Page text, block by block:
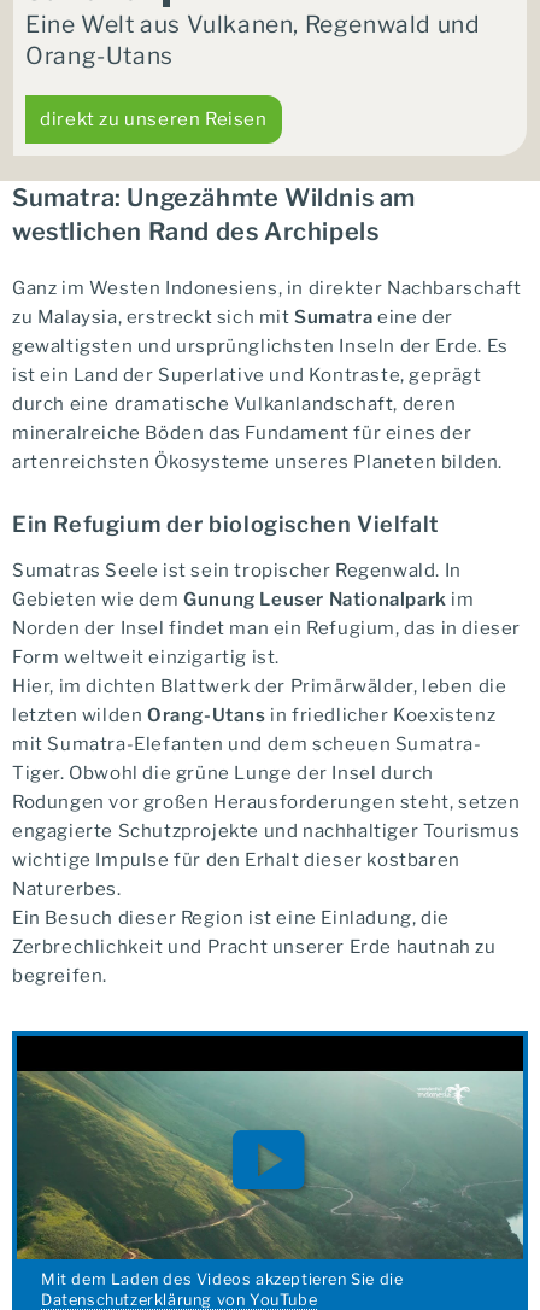
Eine Welt aus Vulkanen, Regenwald und
Orang-Utans
direkt zu unseren Reisen
Sumatra: Ungezähmte Wildnis am
westlichen Rand des Archipels
Ganz im Westen Indonesiens, in direkter Nachbarschaft
zu Malaysia, erstreckt sich mitSumatra eine der
gewaltigsten und ursprünglichsten Inseln der Erde. Es
ist ein Land der Superlative und Kontraste, geprägt
durch eine dramatische Vulkanlandschaft, deren
mineralreiche Böden das Fundament für eines der
artenreichsten Ökosysteme unseres Planeten bilden.
Ein Refugium der biologischen Vielfalt
Sumatras Seele ist sein tropischer Regenwald. In
Gebieten wie demGunung Leuser Nationalpark im
Norden der Insel findet man ein Refugium, das in dieser
Form weltweit einzigartig ist.
Hier, im dichten Blattwerk der Primärwälder, leben die
letzten wilden Orang-Utans in friedlicher Koexistenz
mit Sumatra-Elefanten und dem scheuen Sumatra-
Tiger. Obwohl die grüne Lunge der Insel durch
Rodungen vor großen Herausforderungen steht, setzen
engagierte Schutzprojekte und nachhaltiger Tourismus
wichtige Impulse für den Erhalt dieser kostbaren
Naturerbes.
Ein Besuch dieser Region ist eine Einladung, die
Zerbrechlichkeit und Pracht unserer Erde hautnah zu
begreifen.
Mit dem Laden des Videos akzeptieren Sie die
Datenschutzerklärung von YouTube